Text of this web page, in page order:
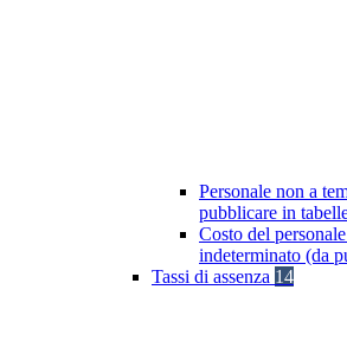
Personale non a
pubblicare in
Costo del
indeterminato (da
Tassi di assenza 14